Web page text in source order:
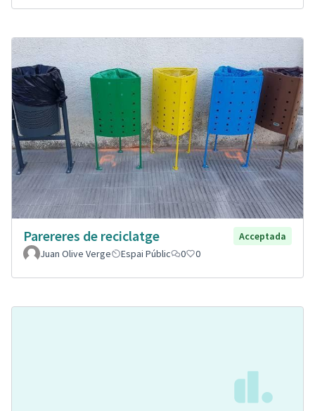
Parereres de reciclatge
Acceptada
Juan Olive Verge
Espai Públic 0 0